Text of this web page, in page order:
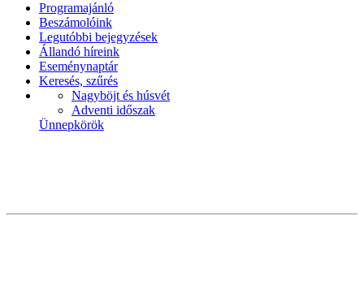
Programajánló
Beszámolóink
Legutóbbi bejegyzések
Állandó híreink
Eseménynaptár
Keresés, szűrés
Nagyböjt és húsvét
Adventi időszak
Ünnepkörök